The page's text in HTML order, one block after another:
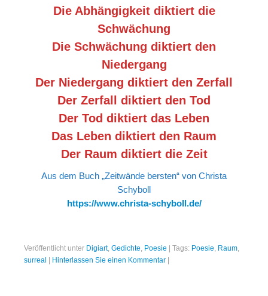
Die Abhängigkeit diktiert die
Schwächung
Die Schwächung diktiert den
Niedergang
Der Niedergang diktiert den Zerfall
Der Zerfall diktiert den Tod
Der Tod diktiert das Leben
Das Leben diktiert den Raum
Der Raum diktiert die Zeit
Aus dem Buch „Zeitwände bersten“ von Christa
Schyboll
https://www.christa-schyboll.de/
Veröffentlicht unter Digiart, Gedichte, Poesie Tags: Poesie, Raum,
surreal
Hinterlassen Sie einen Kommentar